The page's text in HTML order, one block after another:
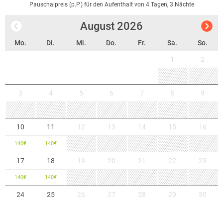
Pauschalpreis (p.P.) für den Aufenthalt von 4 Tagen, 3 Nächte
August 2026
Mo. Di. Mi. Do. Fr. Sa. So.
1 2
3 4 5 6 7 8 9
10
140€
11
140€
12 13 14 15 16
17
140€
18
140€
19 20 21 22 23
24 25 26 27 28 29 30